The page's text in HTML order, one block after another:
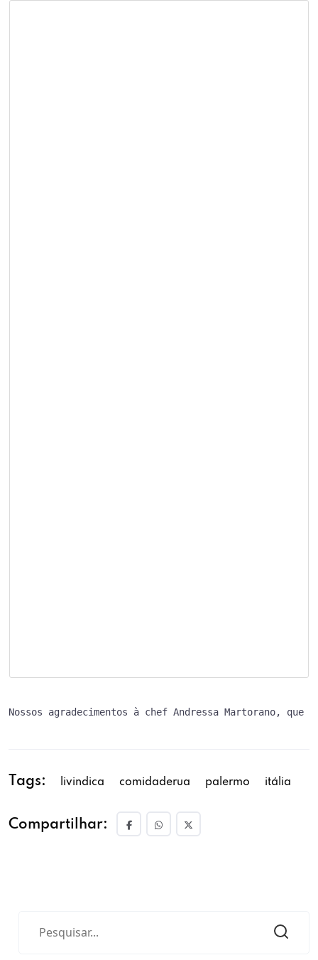
Nossos agradecimentos à chef Andressa Martorano, que
Tags: livindica comidaderua palermo itália
Compartilhar: